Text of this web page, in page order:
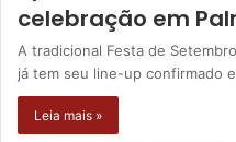
celebração em
A tradicional Festa de
já tem seu line-up confirmado
Leia mais »